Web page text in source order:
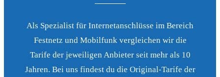
Als Spezialist für Internetanschlüsse im Bereich
Festnetz und Mobilfunk vergleichen wir die
Tarife der jeweiligen Anbieter seit mehr als 10
Jahren. Bei uns findest du die Original-Tarife der